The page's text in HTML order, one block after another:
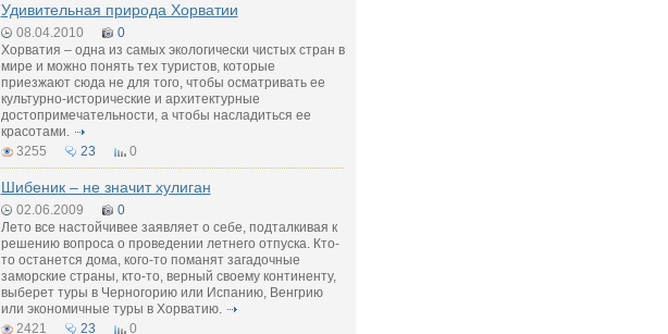
Удивительная природа Хорватии
08.04.2010
0
Хорватия – одна из самых экологически чистых стран в
мире и можно понять тех туристов, которые
приезжают сюда не для того, чтобы осматривать ее
культурно-исторические и архитектурные
достопримечательности, а чтобы насладиться ее
красотами.
3255
23 0
Шибеник – не значит хулиган
02.06.2009
0
Лето все настойчивее заявляет о себе, подталкивая к
решению вопроса о проведении летнего отпуска. Кто-
то останется дома, кого-то поманят загадочные
заморские страны, кто-то, верный своему континенту,
выберет туры в Черногорию или Испанию, Венгрию
или экономичные туры в Хорватию.
2421
23 0